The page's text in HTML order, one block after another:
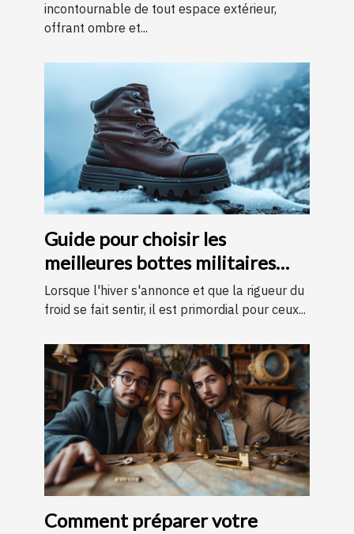
incontournable de tout espace extérieur,
offrant ombre et...
Guide pour choisir les
meilleures bottes militaires
pour l'hiver
Lorsque l'hiver s'annonce et que la rigueur du
froid se fait sentir, il est primordial pour ceux...
Comment préparer votre